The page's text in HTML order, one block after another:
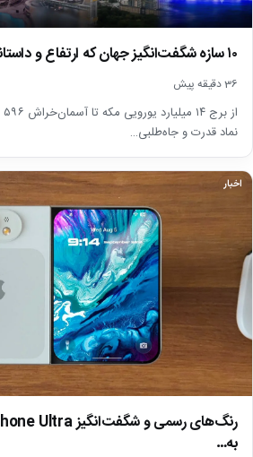
۱۰ سازه شگفت‌انگیز جهان که ارتفاع و داستانی فراتر از تصور دارند!
36 دقیقه پیش
نماد قدرت و جاه‌طلبی…
اخبار
به…